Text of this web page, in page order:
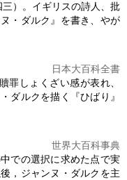
）。イギリスの詩人、批
・ダルク』を書き、やが
日本大百科全書
罪しょくざい感が表れ、
ダルクを描く『ひばり』
世界大百科事典
での選択に求めた点で実
， ジャンヌ・ダルク を主